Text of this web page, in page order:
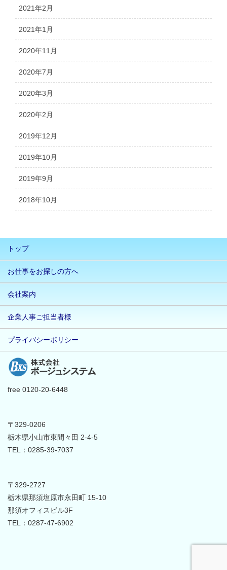
2021年2月
2021年1月
2020年11月
2020年7月
2020年3月
2020年2月
2019年12月
2019年10月
2019年9月
2018年10月
トップ
お仕事をお探しの方へ
会社案内
企業人事ご担当者様
プライバシーポリシー
free 0120-20-6448
〒329-0206
栃木県小山市東間々田 2-4-5
TEL：0285-39-7037
〒329-2727
栃木県那須塩原市永田町 15-10
那須オフィスビル3F
TEL：0287-47-6902